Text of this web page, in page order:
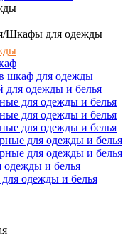
Шкафы для одежды
шкаф для одежды
одежды и белья
для одежды и белья
для одежды и белья
для одежды и белья
для одежды и белья
для одежды и белья
и белья
одежды и белья